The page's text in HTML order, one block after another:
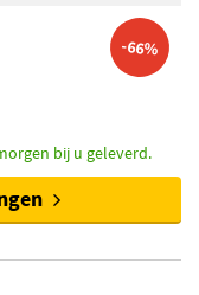
-66%
bij u geleverd.